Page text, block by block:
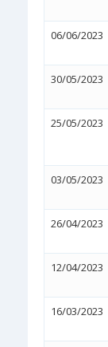
06/06/2023
30/05/2023
25/05/2023
03/05/2023
26/04/2023
12/04/2023
16/03/2023